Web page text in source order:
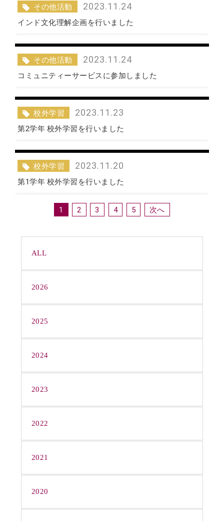
その他活動 2023.11.24
インド文化理解企画を行いました
その他活動 2023.11.24
コミュニティーサービスに参加しました
校外学習 2023.11.23
第2学年 校外学習を行いました
校外学習 2023.11.20
第1学年 校外学習を行いました
1 2 3 4 5
ALL
2026
2025
2024
2023
2022
2021
2020